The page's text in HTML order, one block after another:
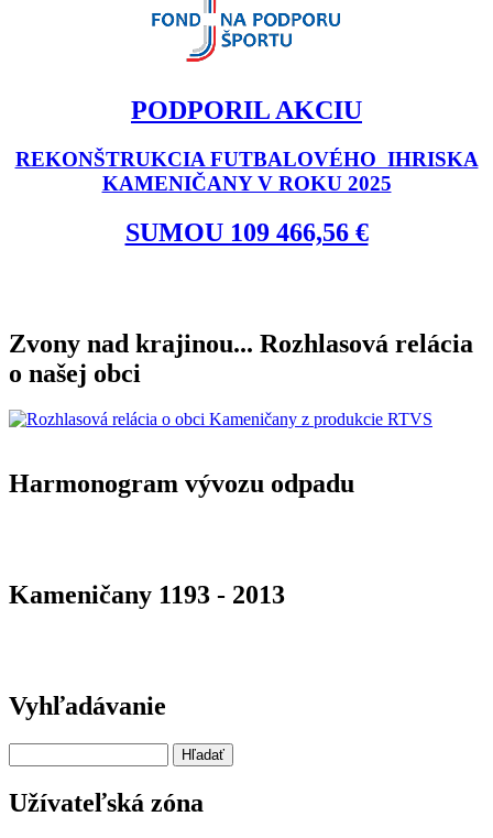
PODPORIL AKCIU
REKONŠTRUKCIA FUTBALOVÉHO IHRISKA
KAMENIČANY V ROKU 2025
SUMOU 109 466,56 €
Zvony nad krajinou... Rozhlasová relácia
o našej obci
Harmonogram vývozu odpadu
Kameničany 1193 - 2013
Vyhľadávanie
Užívateľská zóna